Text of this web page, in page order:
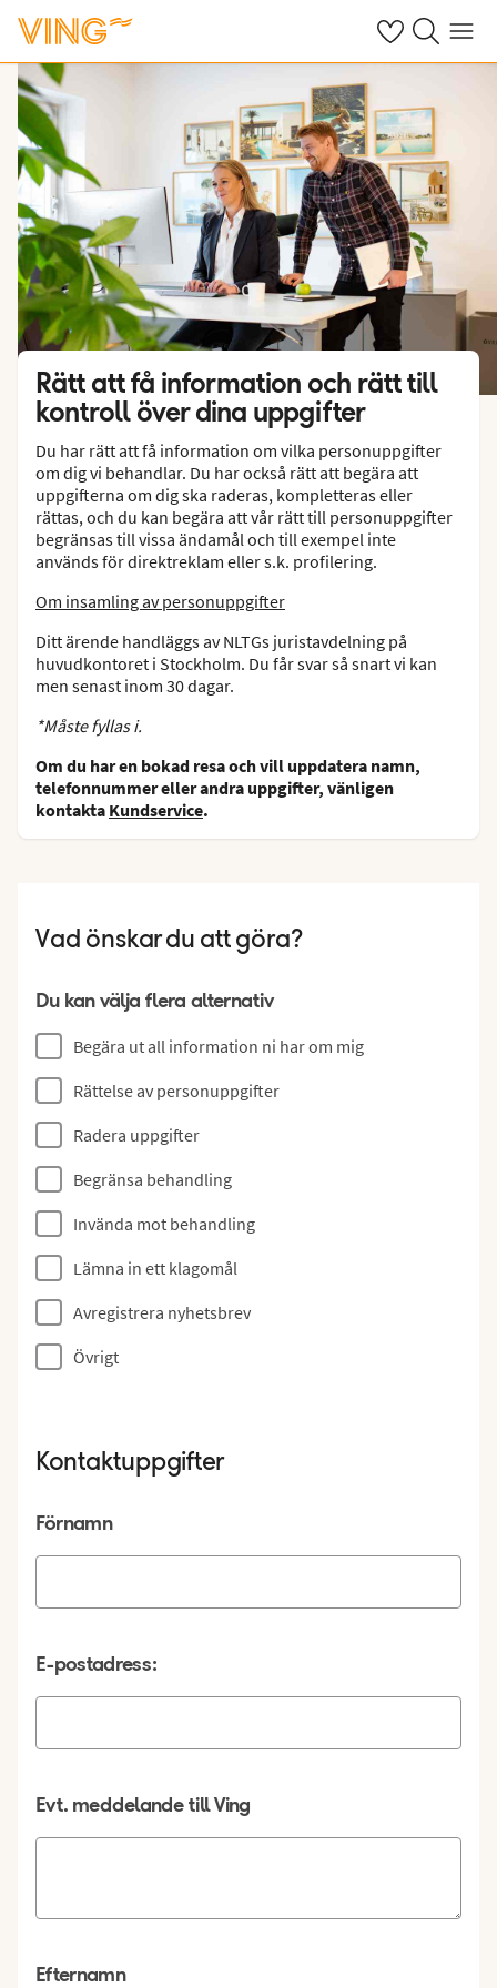
Se dinaSök på ving.se
Meny
Rätt att få information och rätt till
kontroll över dina uppgifter
Du har rätt att få information om vilka personuppgifter
om dig vi behandlar. Du har också rätt att begära att
uppgifterna om dig ska raderas, kompletteras eller
rättas, och du kan begära att vår rätt till personuppgifter
begränsas till vissa ändamål och till exempel inte
används för direktreklam eller s.k. profilering.
Om insamling av personuppgifter
Ditt ärende handläggs av NLTGs juristavdelning på
huvudkontoret i Stockholm. Du får svar så snart vi kan
men senast inom 30 dagar.
*Måste fyllas i.
Om du har en bokad resa och vill uppdatera namn,
telefonnummer eller andra uppgifter, vänligen
kontakta Kundservice.
Vad önskar du att göra?
Du kan välja flera alternativ
Begära ut all information ni har om mig
Rättelse av personuppgifter
Radera uppgifter
Begränsa behandling
Invända mot behandling
Lämna in ett klagomål
Avregistrera nyhetsbrev
Övrigt
Kontaktuppgifter
Förnamn
E-postadress:
Evt. meddelande till Ving
Efternamn